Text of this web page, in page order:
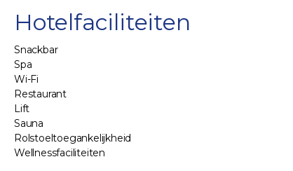
Hotelfaciliteiten
Snackbar
Spa
Wi-Fi
Restaurant
Lift
Sauna
Rolstoeltoegankelijkheid
Wellnessfaciliteiten